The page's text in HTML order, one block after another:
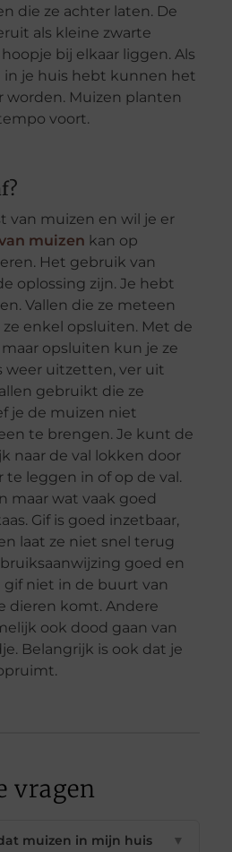
die ze achter laten. De
als kleine zwarte
bij elkaar liggen. Als
in je huis hebt kunnen het
worden. Muizen planten
voort.
van muizen en wil je er
muizen kan op
Het gebruik van
oplossing zijn. Je hebt
Vallen die ze meteen
enkel opsluiten. Met de
opsluiten kun je ze
weer uitzetten, ver uit
gebruikt die ze
je de muizen niet
te brengen. Je kunt de
naar de val lokken door
te leggen in of op de val.
maar wat vaak goed
Gif is goed inzetbaar,
laat ze niet snel terug
goed en
gif niet in de buurt van
dieren komt. Andere
ook dood gaan van
Belangrijk is ook dat je
vragen
muizen in mijn huis
▼